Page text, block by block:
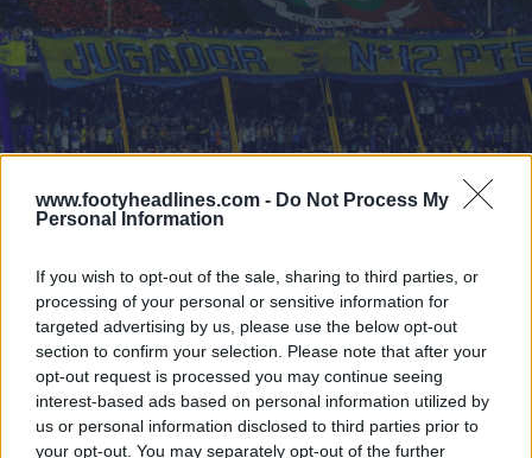
www.footyheadlines.com - Do Not Process My
Personal Information
If you wish to opt-out of the sale, sharing to third parties, or
processing of your personal or sensitive information for
targeted advertising by us, please use the below opt-out
section to confirm your selection. Please note that after your
opt-out request is processed you may continue seeing
interest-based ads based on personal information utilized by
us or personal information disclosed to third parties prior to
your opt-out. You may separately opt-out of the further